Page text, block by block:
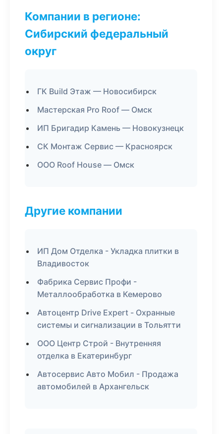
Компании в регионе:
Сибирский федеральный
округ
ГК Build Этаж — Новосибирск
Мастерская Pro Roof — Омск
ИП Бригадир Камень — Новокузнецк
СК Монтаж Сервис — Красноярск
ООО Roof House — Омск
Другие компании
ИП Дом Отделка - Укладка плитки в
Владивосток
Фабрика Сервис Профи -
Металлообработка в Кемерово
Автоцентр Drive Expert - Охранные
системы и сигнализации в Тольятти
ООО Центр Строй - Внутренняя
отделка в Екатеринбург
Автосервис Авто Мобил - Продажа
автомобилей в Архангельск